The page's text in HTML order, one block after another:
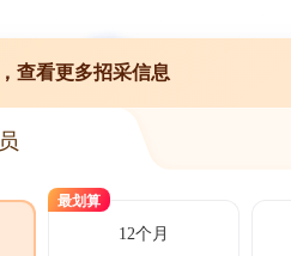
查看更多招采信息
最划算
12个月